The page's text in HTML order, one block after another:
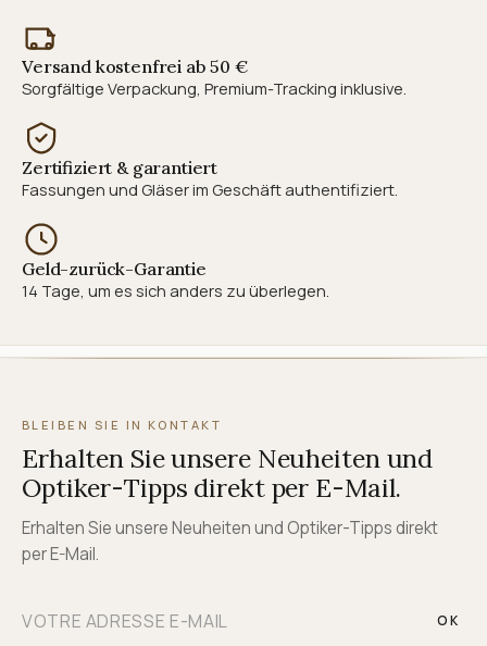
Versand kostenfrei ab 50 €
Sorgfältige Verpackung, Premium-Tracking inklusive.
Zertifiziert & garantiert
Fassungen und Gläser im Geschäft authentifiziert.
Geld-zurück-Garantie
14 Tage, um es sich anders zu überlegen.
BLEIBEN SIE IN KONTAKT
Erhalten Sie unsere Neuheiten und
Optiker-Tipps direkt per E-Mail.
Erhalten Sie unsere Neuheiten und Optiker-Tipps direkt
per E-Mail.
OK